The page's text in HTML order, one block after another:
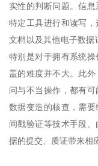
实性的判断问题。信
特定工具进行和读写
文档以及其他电子数据
特别是对于拥有系统
盖的难度并不大。此
问与不当操作，都有
数据变造的核查，需
间戳验证等技术手段
据的提交、质证带来相